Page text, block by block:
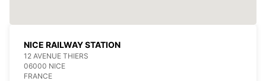
NICE RAILWAY STATION
12 AVENUE THIERS
06000 NICE
FRANCE